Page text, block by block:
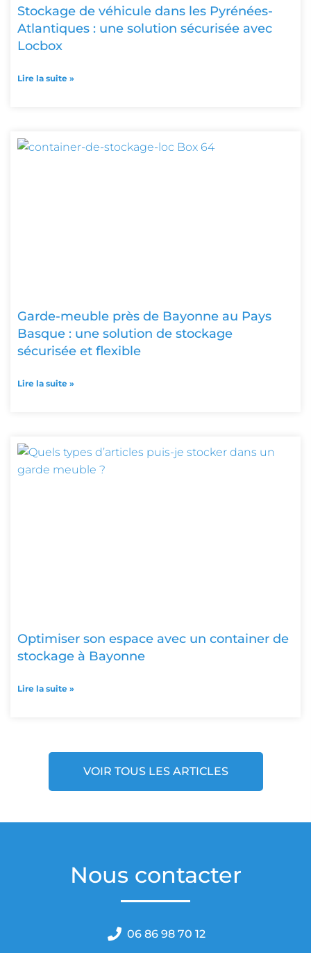
Stockage de véhicule dans les Pyrénées-
Atlantiques : une solution sécurisée avec
Locbox
Lire la suite »
Garde-meuble près de Bayonne au Pays
Basque : une solution de stockage
sécurisée et flexible
Lire la suite »
Optimiser son espace avec un container de
stockage à Bayonne
Lire la suite »
VOIR TOUS LES ARTICLES
Nous contacter
06 86 98 70 12